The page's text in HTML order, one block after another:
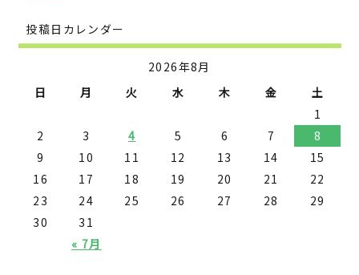
投稿日カレンダー
2026年8月
日
月 火 水 木 金 土
« 7月
1
2
3 4 5 6 7
8
9
10 11 12 13 14
15
16
17 18 19 20 21
22
23
24 25 26 27 28
29
30
31